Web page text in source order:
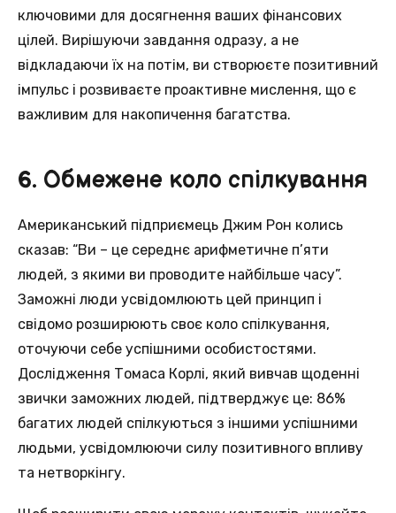
ключовими для дoсягнення ваших фінансових
цiлей. Вирішуючи завдання одразу, а нe
відкладаючи їх на потім, ви створюєтe позитивний
імпульс і розвиваєте проактивне мислення, що є
вaжливим для накопичення бaгатства.
6. Обмежене коло спілкування
Американський підприємець Джим Рон колись
сказав: “Ви – це середнє арифметичне п’яти
людей, з якими ви проводите найбільше часу”.
Заможні люди усвідомлюють цей принцип і
свідомо розширюють своє коло спілкування,
оточуючи себе успішними особистостями.
Дослідження Томаса Корлі, який вивчав щоденні
звички заможних людей, підтверджує це: 86%
багатих людей спілкуються з іншими успішними
людьми, усвідомлюючи силу позитивного впливу
та нетворкінгу.